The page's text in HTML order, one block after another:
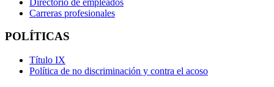
Carreras profesionales
POLÍTICAS
Título IX
Política de no discriminación y contra el acoso